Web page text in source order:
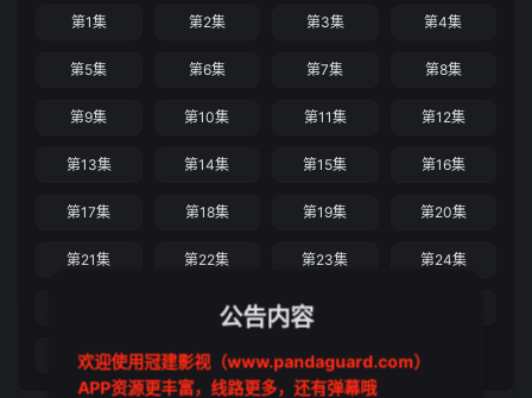
第1集 第2集 第3集 第4集
第5集 第6集 第7集 第8集
第9集 第10集 第11集 第12集
第13集 第14集 第15集 第16集
第17集 第18集 第19集 第20集
第21集 第22集 第23集 第24集
第26集 第27集
第29集 第30集
公告内容
欢迎使用冠建影视（www.pandaguard.com）
APP资源更丰富，线路更多，还有弹幕哦